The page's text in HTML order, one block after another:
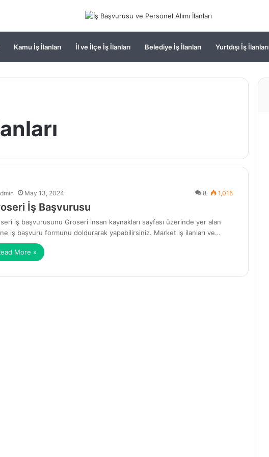
Kamu İş İlanları İl ve İlçe İş İlanları Belediye İş İlanları Yurtdışı İş İlanları
May 13, 2024 8 1,015
İş Başvurusu
iş başvurusunu Groseri insan kaynakları sayfası üzerinde yer alan
iş başvuru formunu doldurarak yapabilirsiniz. Market iş ilanları ve…
More »